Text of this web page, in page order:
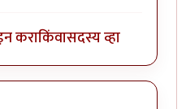
कराकिंवासदस्य व्हा